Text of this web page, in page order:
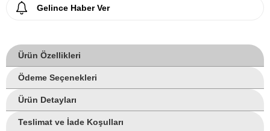
Gelince Haber Ver
Ürün Özellikleri
Ödeme Seçenekleri
Ürün Detayları
Teslimat ve İade Koşulları